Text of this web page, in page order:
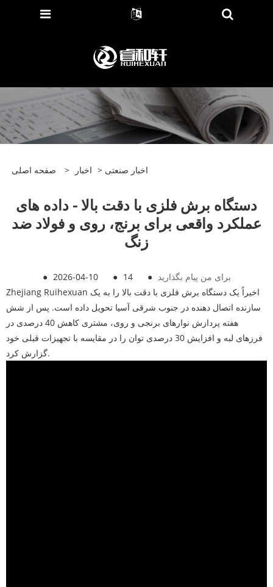
صفحه اصلی > اخبار > اخبار صنعتی
دستگاه برش فلزی با دقت بالا - داده های
عملکرد واقعی برای برنج، روی و فولاد ضد
زنگ
● 2026-04-10 ● 14 ● برای من پیام بگذارید
Zhejiang Ruihexuan اخیراً یک دستگاه برش فلزی با دقت بالا را به یک
سازنده اتصال دهنده در جنوب شرقی آسیا تحویل داده است. پس از شش
هفته پردازش نوارهای برنجی و روی، مشتری کاهش 40 درصدی در
فرزهای لبه و افزایش 30 درصدی توان را در مقایسه با تجهیزات قبلی خود
گزارش کرد.